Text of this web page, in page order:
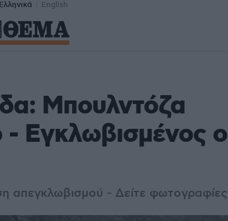
Ελληνικά English
Μπουλντόζα
Εγκλωβισμένος ο
απεγκλωβισμού - Δείτε φωτογραφίες